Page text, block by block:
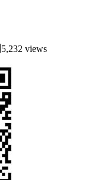
5,232 views